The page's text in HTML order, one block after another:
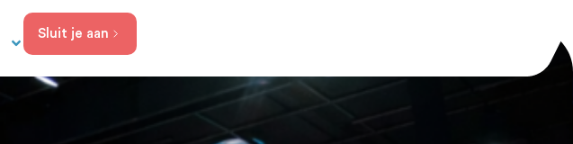
Sluit je aan